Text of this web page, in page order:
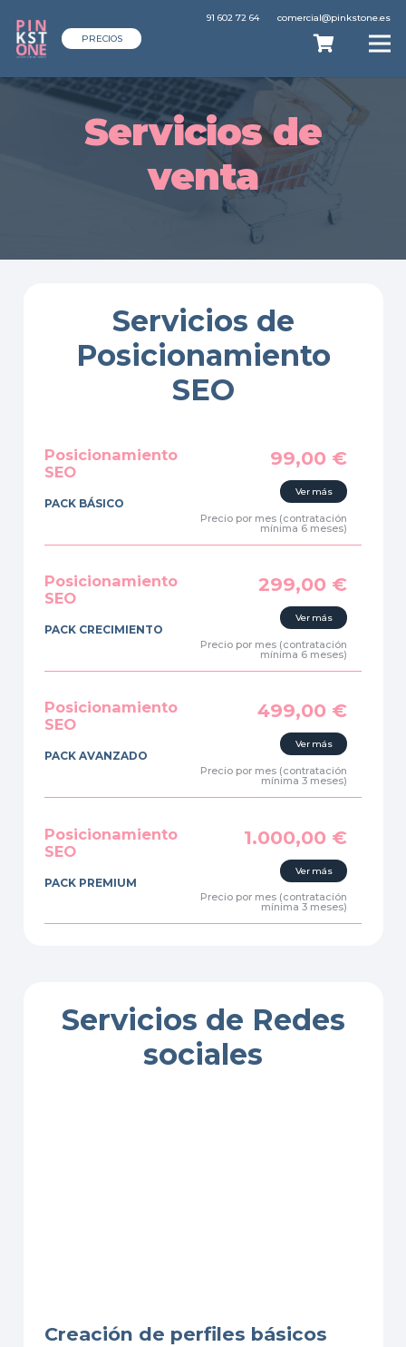
PRECIOS
91 602 72 64 comercial@pinkstone.es
Servicios de
venta
Servicios de
Posicionamiento
SEO
Posicionamiento
SEO
PACK BÁSICO
99,00 €
Ver más
Precio por mes (contratación
mínima 6 meses)
Posicionamiento
SEO
PACK CRECIMIENTO
299,00 €
Ver más
Precio por mes (contratación
mínima 6 meses)
Posicionamiento
SEO
PACK AVANZADO
499,00 €
Ver más
Precio por mes (contratación
mínima 3 meses)
Posicionamiento
SEO
PACK PREMIUM
1.000,00 €
Ver más
Precio por mes (contratación
mínima 3 meses)
Servicios de Redes
sociales
Creación de perfiles básicos